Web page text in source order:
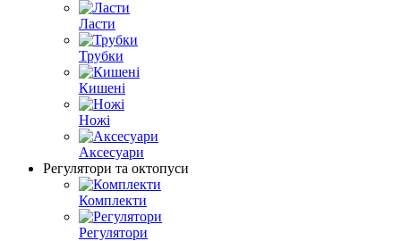
Ласти
Трубки
Кишенi
Ножі
Аксесуари
Регулятори та октопуси
Комплекти
Регулятори